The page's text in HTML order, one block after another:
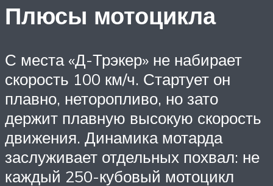
Плюсы мотоцикла
С места «Д-Трэкер» не набирает
скорость 100 км/ч. Стартует он
плавно, неторопливо, но зато
держит плавную высокую скорость
движения. Динамика мотарда
заслуживает отдельных похвал: не
каждый 250-кубовый мотоцикл